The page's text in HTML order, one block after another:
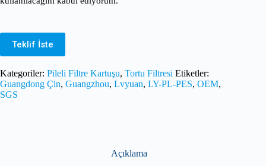
Teklif İste
Kategoriler: Pileli Filtre Kartuşu, Tortu Filtresi Etiketler:
Guangdong Çin, Guangzhou, Lvyuan, LY-PL-PES, OEM,
SGS
Açıklama